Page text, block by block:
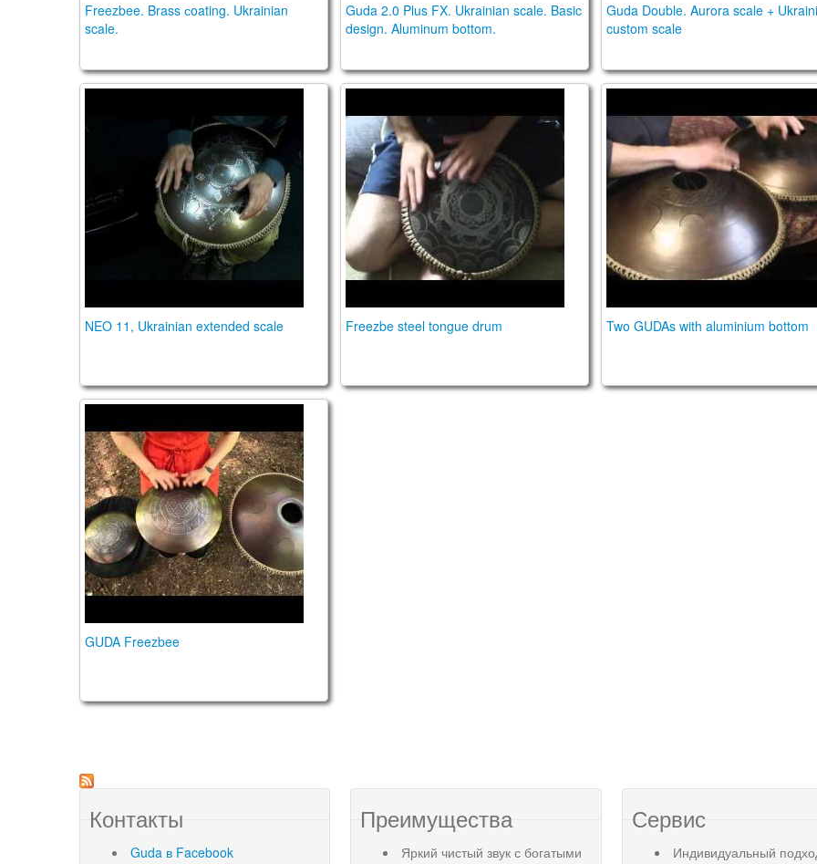
Freezbee. Brass сoating. Ukrainian
scale.
Guda 2.0 Plus FX. Ukrainian scale. Basic
design. Aluminum bottom.
Guda Double. Aurora scale +
custom scale
NEO 11, Ukrainian extended scale Freezbe steel tongue drum Two GUDAs with aluminium bottom
GUDA Freezbee
Контакты
Guda в Facebook
Преимущества
Яркий чистый звук с богатыми
Сервис
Индивидуальный